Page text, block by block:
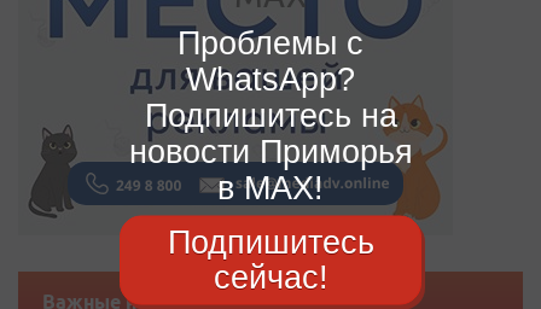
Важные новости
Проблемы с
WhatsApp?
Подпишитесь на
новости Приморья
в MAX!
Подпишитесь
сейчас!